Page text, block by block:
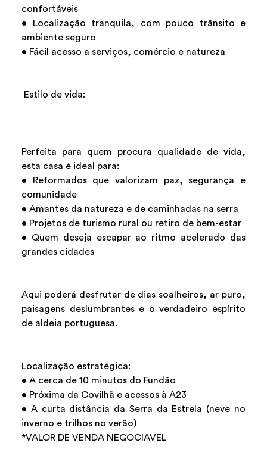
confortáveis
• Localização tranquila, com pouco trânsito e
ambiente seguro
• Fácil acesso a serviços, comércio e natureza
Estilo de vida:
Perfeita para quem procura qualidade de vida,
esta casa é ideal para:
• Reformados que valorizam paz, segurança e
comunidade
• Amantes da natureza e de caminhadas na serra
• Projetos de turismo rural ou retiro de bem-estar
• Quem deseja escapar ao ritmo acelerado das
grandes cidades
Aqui poderá desfrutar de dias soalheiros, ar puro,
paisagens deslumbrantes e o verdadeiro espírito
de aldeia portuguesa.
Localização estratégica:
• A cerca de 10 minutos do Fundão
• Próxima da Covilhã e acessos à A23
• A curta distância da Serra da Estrela (neve no
inverno e trilhos no verão)
*VALOR DE VENDA NEGOCIAVEL